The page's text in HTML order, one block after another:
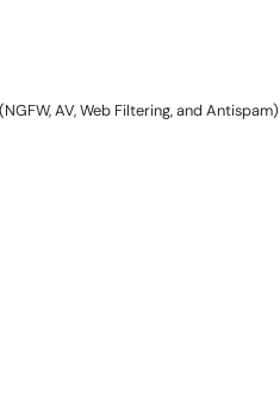
AV, Web Filtering, and Antispam)